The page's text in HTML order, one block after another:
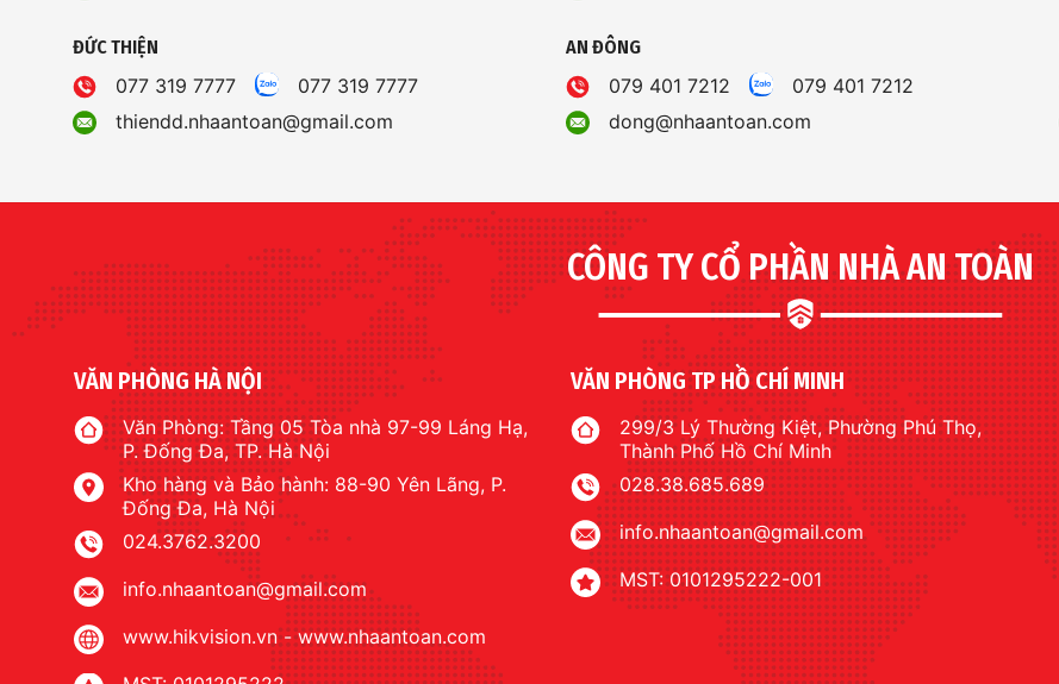
ĐỨC THIỆN
077 319 7777
077 319 7777
thiendd.nhaantoan@gmail.com
AN ĐÔNG
079 401 7212
079 401 7212
dong@nhaantoan.com
CÔNG TY CỔ PHẦN NHÀ AN TOÀN
VĂN PHÒNG HÀ NỘI
Văn Phòng: Tầng 05 Tòa nhà 97-99 Láng Hạ,
P. Đống Đa, TP. Hà Nội
Kho hàng và Bảo hành: 88-90 Yên Lãng, P.
Đống Đa, Hà Nội
024.3762.3200
info.nhaantoan@gmail.com
www.hikvision.vn-www.nhaantoan.com
VĂN PHÒNG TP HỒ CHÍ MINH
299/3 Lý Thường Kiệt, Phường Phú Thọ,
Thành Phố Hồ Chí Minh
028.38.685.689
info.nhaantoan@gmail.com
MST: 0101295222-001